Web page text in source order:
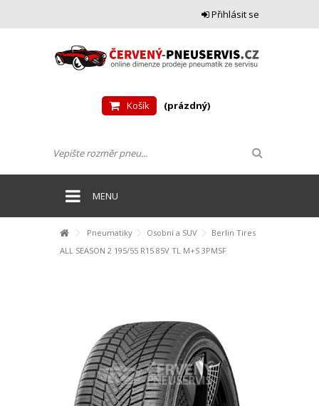
Přihlásit se
Košík (prázdný)
MENU
Pneumatiky Osobní a SUV
Berlin Tires
ALL SEASON 2 195/55 R15 85V TL M+S 3PMSF